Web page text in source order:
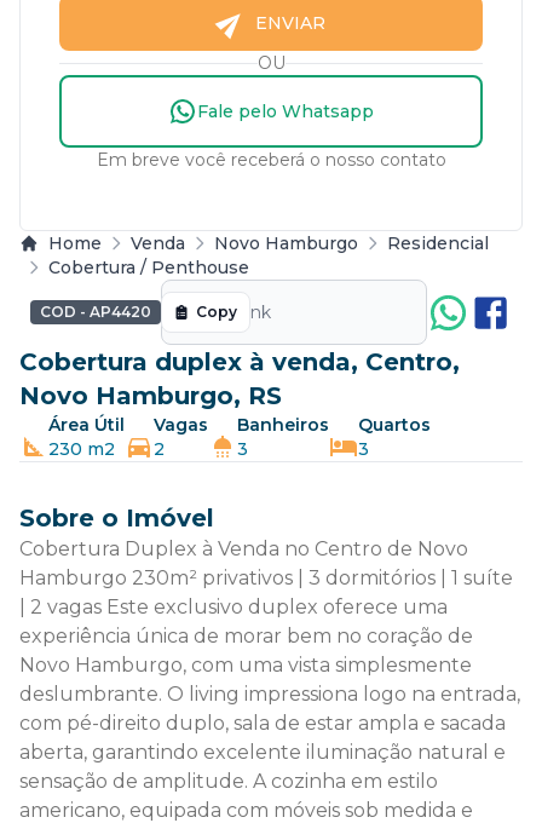
Home Venda Novo Hamburgo
Residencial
Cobertura / Penthouse
COD - AP4420
Label
Copy
Cobertura duplex à venda, Centro,
Novo Hamburgo, RS
Área Útil
230 m2
Vagas
2
Banheiros
3
Quartos
3
Sobre o Imóvel
Cobertura Duplex à Venda no Centro de Novo
Hamburgo 230m² privativos | 3 dormitórios | 1 suíte
| 2 vagas Este exclusivo duplex oferece uma
experiência única de morar bem no coração de
Novo Hamburgo, com uma vista simplesmente
deslumbrante. O living impressiona logo na entrada,
com pé-direito duplo, sala de estar ampla e sacada
aberta, garantindo excelente iluminação natural e
sensação de amplitude. A cozinha em estilo
americano, equipada com móveis sob medida e
ENVIAR
OU
Fale pelo Whatsapp
Em breve você receberá o nosso contato